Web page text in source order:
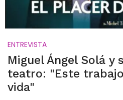
ENTREVISTA
Miguel Ángel Solá y
teatro: "Este
vida"